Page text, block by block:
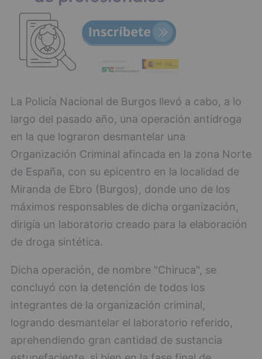
La Policía Nacional de Burgos llevó a cabo, a lo
largo del pasado año, una operación antidroga
en la que lograron desmantelar una
Organización Criminal afincada en la zona Norte
de España, con su epicentro en la localidad de
Miranda de Ebro (Burgos), donde uno de los
máximos responsables de dicha organización,
dirigía un laboratorio creado para la elaboración
de droga sintética.
Dicha operación, de nombre "Chiruca", se
concluyó con la detención de todos los
integrantes de la organización criminal,
logrando desmantelar el laboratorio referido,
aprehendiendo gran cantidad de sustancia